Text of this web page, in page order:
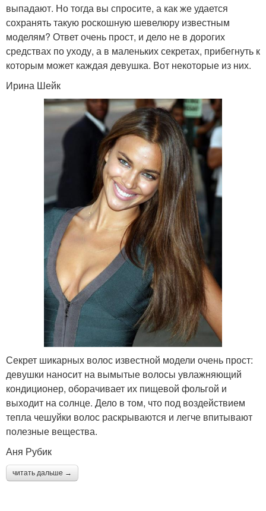
выпадают. Но тогда вы спросите, а как же удается
сохранять такую роскошную шевелюру известным
моделям? Ответ очень прост, и дело не в дорогих
средствах по уходу, а в маленьких секретах, прибегнуть к
которым может каждая девушка. Вот некоторые из них.
Ирина Шейк
Секрет шикарных волос известной модели очень прост:
девушки наносит на вымытые волосы увлажняющий
кондиционер, оборачивает их пищевой фольгой и
выходит на солнце. Дело в том, что под воздействием
тепла чешуйки волос раскрываются и легче впитывают
полезные вещества.
Аня Рубик
читать дальше →